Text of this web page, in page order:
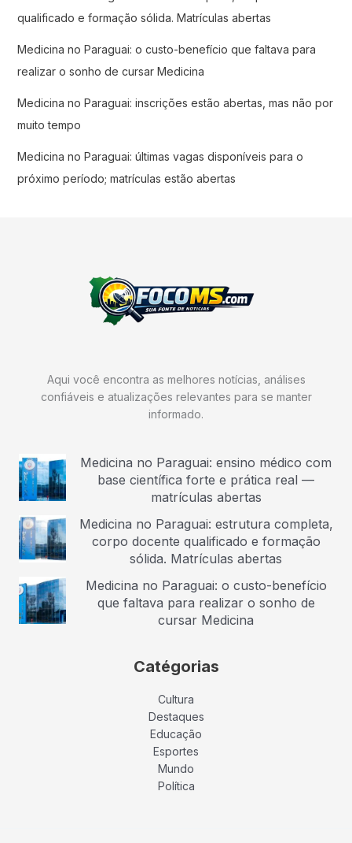
qualificado e formação sólida. Matrículas abertas
Medicina no Paraguai: o custo-benefício que faltava para
realizar o sonho de cursar Medicina
Medicina no Paraguai: inscrições estão abertas, mas não por
muito tempo
Medicina no Paraguai: últimas vagas disponíveis para o
próximo período; matrículas estão abertas
Aqui você encontra as melhores notícias, análises
confiáveis e atualizações relevantes para se manter
informado.
Medicina no Paraguai: ensino médico com
base científica forte e prática real —
matrículas abertas
Medicina no Paraguai: estrutura completa,
corpo docente qualificado e formação
sólida. Matrículas abertas
Medicina no Paraguai: o custo-benefício
que faltava para realizar o sonho de
cursar Medicina
Catégorias
Cultura
Destaques
Educação
Esportes
Mundo
Política